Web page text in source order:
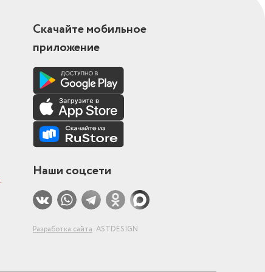
.
Скачайте мобильное
приложение
Наши соцсети
Разработка сайта ASTDESIGN